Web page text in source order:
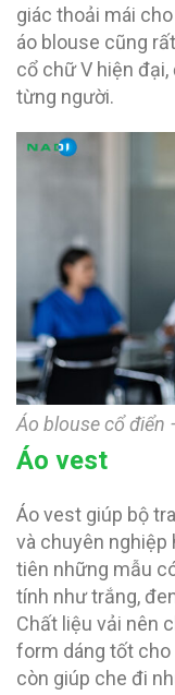
giác thoải mái
áo blouse cũng
cổ chữ V hiện
từng người.
Áo blouse cổ điển
Áo vest
Áo vest giúp bộ
và chuyên nghiệp
tiên những mẫu
tính như trắng,
Chất liệu vải nên
form dáng tốt cho
còn giúp che đi